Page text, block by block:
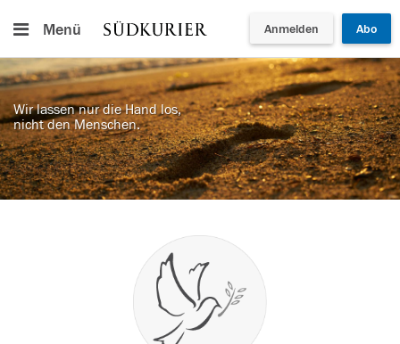
Menü Anmelden Abo
Wir lassen nur die Hand los,
nicht den Menschen.